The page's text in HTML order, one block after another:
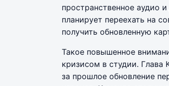
пространственное аудио
планирует переехать на
получить обновленную
Такое повышенное
кризисом в студии. Глава
за прошлое обновление